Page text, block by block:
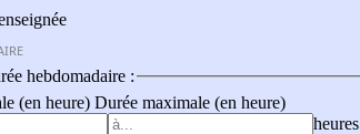
hebdomadaire :
(en heure) Durée maximale (en heure)
heures